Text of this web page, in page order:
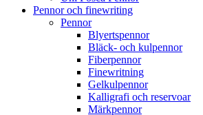
Pennor och finewriting
Pennor
Blyertspennor
Bläck- och kulpennor
Fiberpennor
Finewritning
Gelkulpennor
Kalligrafi och reservoar
Märkpennor